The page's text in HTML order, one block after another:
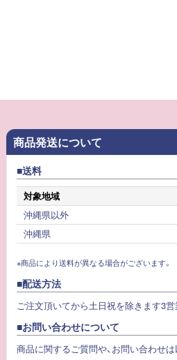
商品発送について
送料
対象地域
沖縄県以外
沖縄県
※商品により送料が異なる場合がございます。
配送方法
ご注文頂いてから土日祝を除きます3
お問い合わせについて
商品に関するご質問や、お問い合わせ